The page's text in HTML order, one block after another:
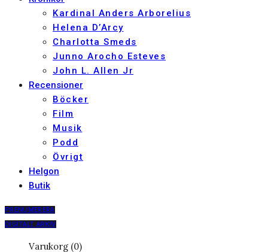
Kardinal Anders Arborelius
Helena D’Arcy
Charlotta Smeds
Junno Arocho Esteves
John L. Allen Jr
Recensioner
Böcker
Film
Musik
Podd
Övrigt
Helgon
Butik
PRENUMERERA
DIGITALT ARKIV
Varukorg (0)